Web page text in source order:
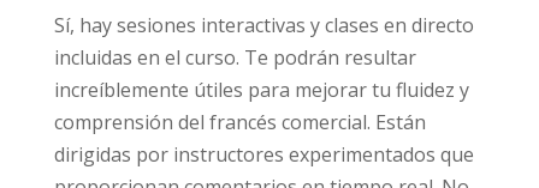
Sí, hay sesiones interactivas y clases en directo
incluidas en el curso. Te podrán resultar
increíblemente útiles para mejorar tu fluidez y
comprensión del francés comercial. Están
dirigidas por instructores experimentados que